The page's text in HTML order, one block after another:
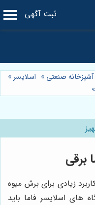
ثبت آگهی
صنعتی » اسلایسر»
»
برقی
زیادی برای برش میوه
های اسلایسر فاما باید